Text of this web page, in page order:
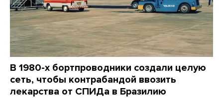
В 1980-х бортпроводники создали целую
сеть, чтобы контрабандой ввозить
лекарства от СПИДа в Бразилию